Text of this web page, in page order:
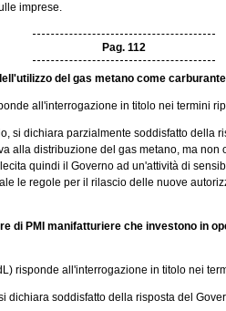
imprese.
Pag. 112
del gas metano come
all'interrogazione in titolo nei termini
si dichiara parzialmente soddisfatto della
alla distribuzione del gas metano, ma non
quindi il Governo ad un'attività di
le regole per il rilascio delle nuove
di PMI manifatturiere che investono in
risponde all'interrogazione in titolo nei
dichiara soddisfatto della risposta del